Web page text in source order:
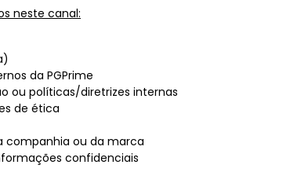
neste canal:
da PGPrime
ou políticas/diretrizes internas
de ética
companhia ou da marca
confidenciais